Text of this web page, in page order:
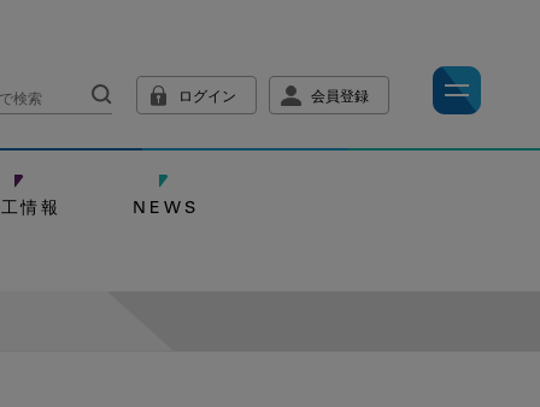
ログイン 会員登録
情報 NEWS